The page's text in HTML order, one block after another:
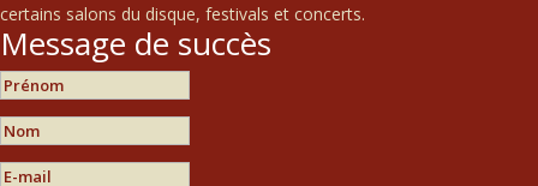
certains salons du disque, festivals et concerts.
Message de succès